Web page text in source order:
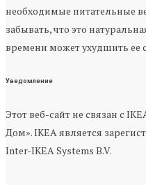
необходимые питательные
забывать, что это
времени может ухудшить ее
Уведомление
Этот веб-сайт не связан с
Дом». IKEA является
Inter-IKEA Systems B.V.